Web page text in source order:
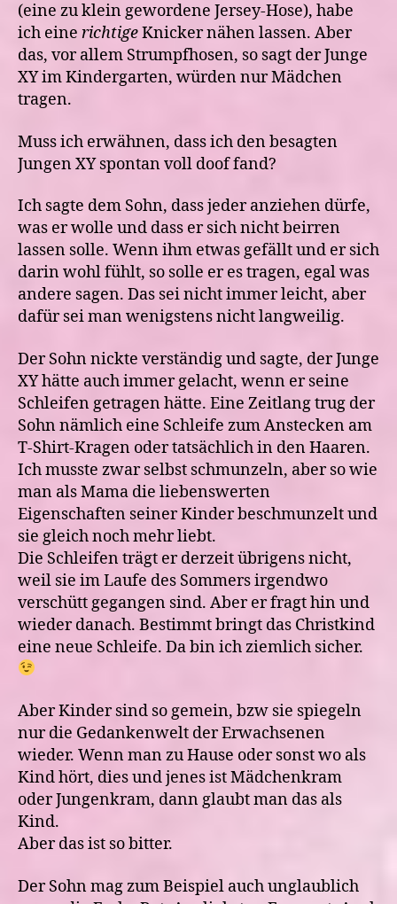
(eine zu klein gewordene Jersey-Hose), habe
ich eine richtigeKnicker nähen lassen. Aber
das, vor allem Strumpfhosen, so sagt der Junge
XY im Kindergarten, würden nur Mädchen
tragen.
Muss ich erwähnen, dass ich den besagten
Jungen XY spontan voll doof fand?
Ich sagte dem Sohn, dass jeder anziehen dürfe,
was er wolle und dass er sich nicht beirren
lassen solle. Wenn ihm etwas gefällt und er sich
darin wohl fühlt, so solle er es tragen, egal was
andere sagen. Das sei nicht immer leicht, aber
dafür sei man wenigstens nicht langweilig.
Der Sohn nickte verständig und sagte, der Junge
XY hätte auch immer gelacht, wenn er seine
Schleifen getragen hätte. Eine Zeitlang trug der
Sohn nämlich eine Schleife zum Anstecken am
T-Shirt-Kragen oder tatsächlich in den Haaren.
Ich musste zwar selbst schmunzeln, aber so wie
man als Mama die liebenswerten
Eigenschaften seiner Kinder beschmunzelt und
sie gleich noch mehr liebt.
Die Schleifen trägt er derzeit übrigens nicht,
weil sie im Laufe des Sommers irgendwo
verschütt gegangen sind. Aber er fragt hin und
wieder danach. Bestimmt bringt das Christkind
eine neue Schleife. Da bin ich ziemlich sicher.
Aber Kinder sind so gemein, bzw sie spiegeln
nur die Gedankenwelt der Erwachsenen
wieder. Wenn man zu Hause oder sonst wo als
Kind hört, dies und jenes ist Mädchenkram
oder Jungenkram, dann glaubt man das als
Kind.
Aber das ist so bitter.
Der Sohn mag zum Beispiel auch unglaublich